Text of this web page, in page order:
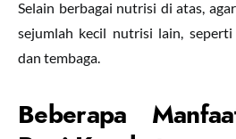
Selain berbagai nutrisi di atas,
sejumlah kecil nutrisi lain, seperti
dan tembaga.
Beberapa